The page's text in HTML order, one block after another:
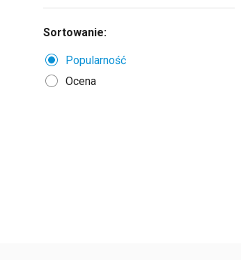
Sortowanie:
Popularność
Ocena